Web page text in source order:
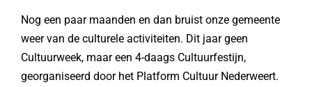
Agenda
Nog een paar maanden en dan bruist onze gemeente
weer van de culturele activiteiten. Dit jaar geen
Cultuurweek, maar een 4-daags Cultuurfestijn,
georganiseerd door het Platform Cultuur Nederweert.